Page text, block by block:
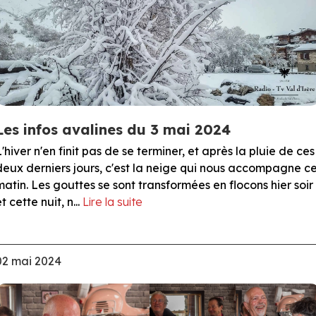
infos avalines du 3 mai 2024
n'en finit pas de se terminer, et après la pluie de ces
derniers jours, c'est la neige qui nous accompagne
Les gouttes se sont transformées en flocons hier soir
cette nuit, n... Lire la suite
mai 2024